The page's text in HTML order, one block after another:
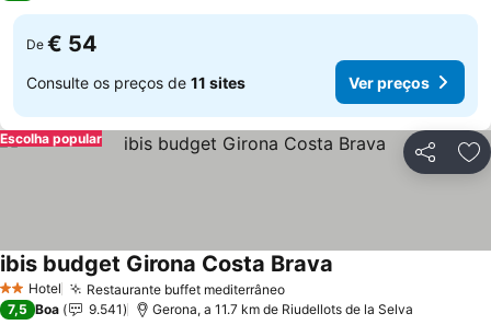
De € 54
Consulte os preços de 11 sites Ver preços
Partilhar
Escolha popular
2 Estrelas
Hotel Restaurante buffet mediterrâneo
ibis budget Girona Costa Brava
7,5 Boa 9.541 Gerona, a 11.7 km de Riudellots de la Selva